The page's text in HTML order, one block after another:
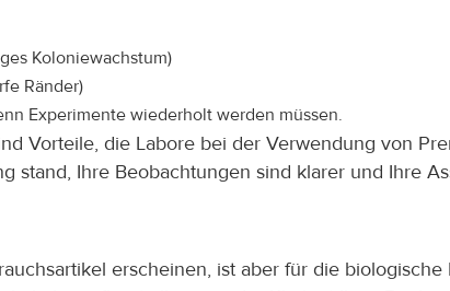
Koloniewachstum)
Ränder)
Experimente wiederholt werden müssen.
Vorteile, die Labore bei der Verwendung von
stand, Ihre Beobachtungen sind klarer und Ihre
erscheinen, ist aber für die